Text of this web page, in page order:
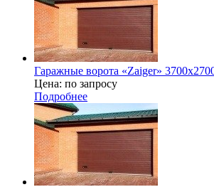
Гаражные ворота «Zaiger»
Цена: по запросу
Подробнее